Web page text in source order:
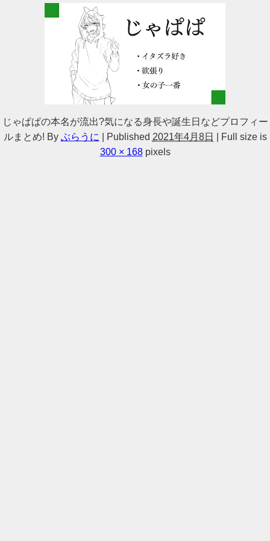
じゃぱぱの本名が流出?気になる身長や誕生日などプロフィー
ルまとめ! By ぶらうに Published 2021年4月8日
Full size is
300 × 168pixels